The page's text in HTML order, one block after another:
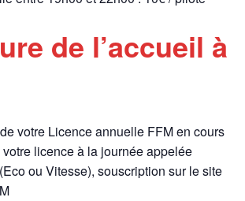
de l’accueil à
votre Licence annuelle FFM en cours
licence à la journée appelée
ou Vitesse), souscription sur le site